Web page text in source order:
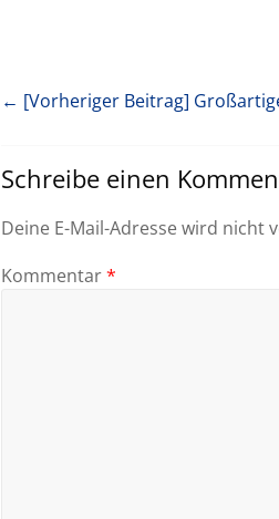
← [Vorheriger Beitrag]
Schreibe einen
Deine E-Mail-Adresse wird nicht
Kommentar*